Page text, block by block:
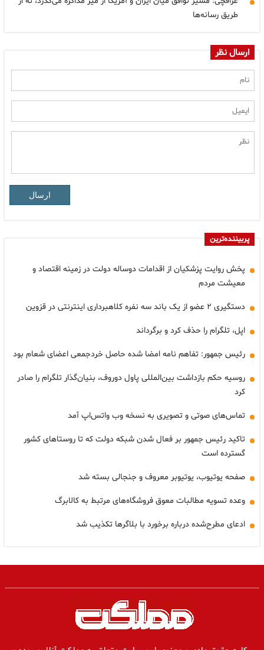
طریق رسانه‌ها
ارسال نظر
ارسال
پربیننده‌ترین
پخش روایت پزشکیان از اقدامات دوساله دولت در زمینه اقتصاد و
معیشت مردم
دستگیری ۲ عضو از یک باند سه نفره کلاهبرداری اینترنتی در قزوین
اپل، تلگرام را حذف کرد و برگرداند
رئیس جمهور: تفاهم نامه امضا شده حاصل خردجمعی اعضای شعام بود
روسیه حکم بازداشت بین‌المللی پاول دوروف، بنیان‌گذار تلگرام را صادر
کرد
تماس‌های صوتی و تصویری به نسخه وب واتس‌اپ آمد
تاکید رئیس جمهور بر فعال شدن شبکه دولت که تا روستاهای کشور
گسترده است
صفحه یوتیوب، یوتیوبر معروف و جنجالی بسته شد
وعده تسویه مطالبات معوق فروشگاه‌های مرتبط به کالابرگ
ادعای مطرح‌شده درباره برخورد با بلاگرها تکذیب شد